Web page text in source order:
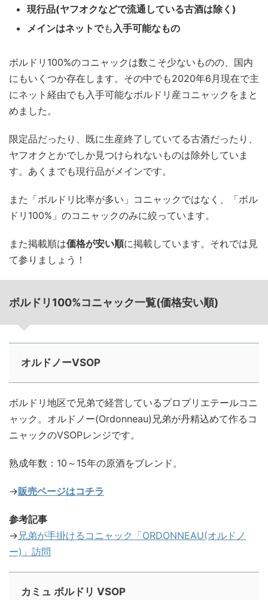
現行品(ヤフオクなどで流通している古酒は除く)
メインはネットでも 入手可能なもの
ボルドリ100%のコニャックは数こそ少ないものの、国内
にもいくつか存在します。その中でも2020年6月現在で主
にネット経由でも入手可能なボルドリ産コニャックをまと
めました。
限定品だったり、既に生産終了していてる古酒だったり、
ヤフオクとかでしか見つけられないものは除外していま
す。あくまでも現行品がメインです。
また「ボルドリ比率が多い」コニャックではなく、「ボル
ドリ100%」のコニャックのみに絞っています。
また掲載順は価格が安い順に掲載しています。それでは見
て参りましょう！
ボルドリ100%コニャック一覧(価格安い順)
オルドノーVSOP
ボルドリ地区で兄弟で経営しているプロプリエテールコニ
ャック。オルドノー(Ordonneau)兄弟が丹精込めて作るコ
ニャックのVSOPレンジです。
熟成年数：10～15年の原酒をブレンド。
→販売ページはコチラ
参考記事
→ 兄弟が手掛けるコニャック「ORDONNEAU(オルドノ
ー)」訪問
カミュ ボルドリ VSOP